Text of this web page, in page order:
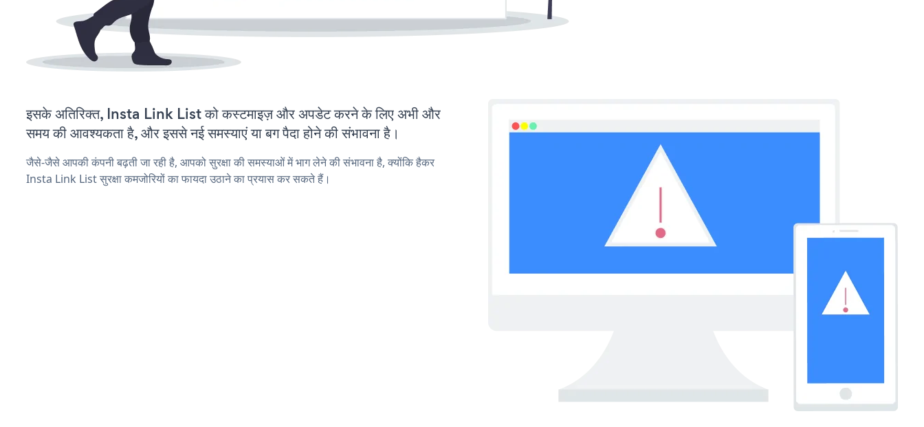
इसके अतिरिक्त, Insta Link List को कस्टमाइज़ और अपडेट करने के लिए अभी और
समय की आवश्यकता है, और इससे नई समस्याएं या बग पैदा होने की संभावना है।
जैसे-जैसे आपकी कंपनी बढ़ती जा रही है, आपको सुरक्षा की समस्याओं में भाग लेने की संभावना है, क्योंकि हैकर
Insta Link List सुरक्षा कमजोरियों का फायदा उठाने का प्रयास कर सकते हैं।